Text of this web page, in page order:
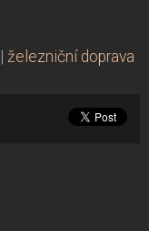
| železniční doprava